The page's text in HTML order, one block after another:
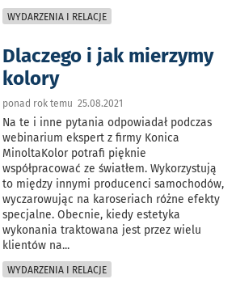
WYDARZENIA I RELACJE
Dlaczego i jak mierzymy
kolory
ponad rok temu 25.08.2021
Na te i inne pytania odpowiadał podczas
webinarium ekspert z firmy Konica
MinoltaKolor potrafi pięknie
współpracować ze światłem. Wykorzystują
to między innymi producenci samochodów,
wyczarowując na karoseriach różne efekty
specjalne. Obecnie, kiedy estetyka
wykonania traktowana jest przez wielu
klientów na...
WYDARZENIA I RELACJE